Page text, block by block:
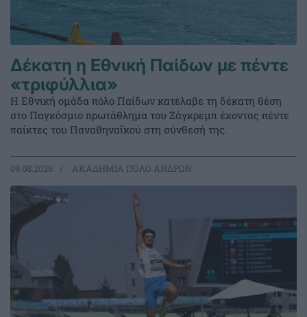
Δέκατη η Εθνική Παίδων με πέντε
«τριφύλλια»
Η Εθνική ομάδα πόλο Παίδων κατέλαβε τη δέκατη θέση
στο Παγκόσμιο πρωτάθλημα του Ζάγκρεμπ έχοντας πέντε
παίκτες του Παναθηναϊκού στη σύνθεσή της.
09.08.2026 ΑΚΑΔΗΜΙΑ ΠΟΛΟ ΑΝΔΡΩΝ